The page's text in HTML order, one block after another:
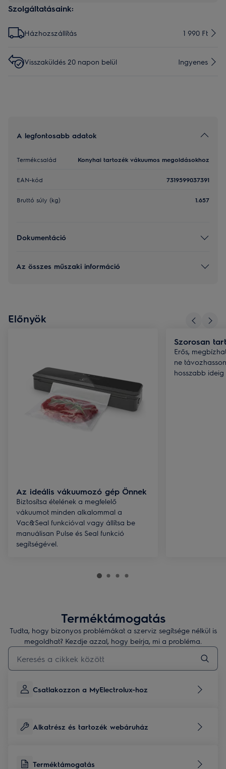
Szolgáltatásaink:
Házhozszállítás 1 990 Ft
Visszaküldés 20 napon belül Ingyenes
A legfontosabb adatok
Termékcsalád Konyhai tartozék vákuumos megoldásokhoz
EAN-kód 7319599037391
Bruttó súly (kg) 1.657
Dokumentáció
Az összes műszaki információ
Előnyök
Az ideális vákuumozó gép Önnek
Biztosítsa ételének a megfelelő
vákuumot minden alkalommal a
Vac&Seal funkcióval vagy állítsa be
manuálisan Pulse és Seal funkció
segítségével.
Szorosan
Erős,
ne
hosszabb
Terméktámogatás
Tudta, hogy bizonyos problémákat a szerviz segítsége nélkül is
megoldhat? Kezdje azzal, hogy beírja, mi a probléma.
Kezdjen el gépelni a terméktámogatási cikkek kereséséhez
Csatlakozzon a MyElectrolux-hoz
Alkatrész és tartozék webáruház
Terméktámogatás